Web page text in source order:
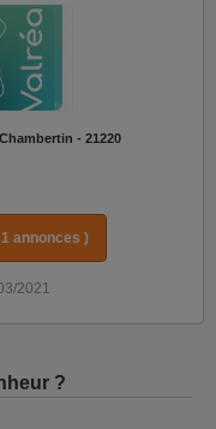
- 21220
annonces )
2021
?